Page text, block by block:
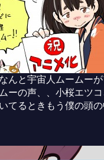
んと宇宙人ムームー
ーの声、、小桜エツ
てるときもう僕の頭